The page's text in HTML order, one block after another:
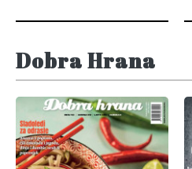
Dobra Hrana